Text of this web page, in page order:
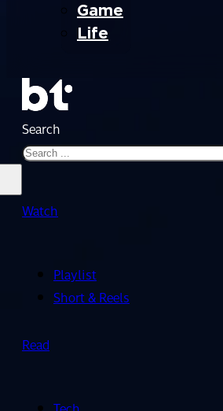
Game
Life
Search
Watch
Playlist
Short & Reels
Read